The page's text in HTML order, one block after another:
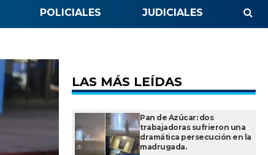
POLICIALES JUDICIALES
LAS MÁS LEÍDAS
Pan de Azúcar: dos
trabajadoras sufrieron una
dramática persecución en la
madrugada.